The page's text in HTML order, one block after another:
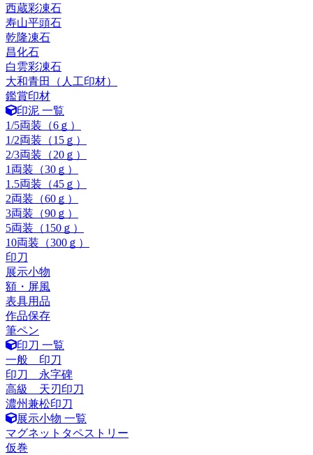
西蔵彩凍石
寿山平頭石
乾隆凍石
昌化石
白雲彩凍石
大和青田（人工印材）
鑑賞印材
印泥 一覧
1/5両装（6ｇ）
1/2両装（15ｇ）
2/3両装（20ｇ）
1両装（30ｇ）
1.5両装（45ｇ）
2両装（60ｇ）
3両装（90ｇ）
5両装（150ｇ）
10両装（300ｇ）
印刀
展示小物
額・屏風
表具用品
作品保存
筆ペン
印刀 一覧
一般 印刀
印刀 永字碑
高級 天刃印刀
濃州兼松印刀
展示小物 一覧
マグネットタペストリー
仮巻